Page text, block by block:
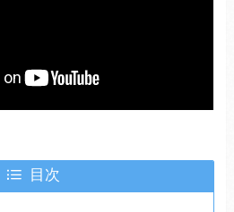
目次